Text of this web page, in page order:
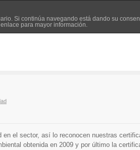
Si continúa navegando está dando su
para mayor información.
el sector, así lo reconocen nuestras
obtenida en 2009 y por último la